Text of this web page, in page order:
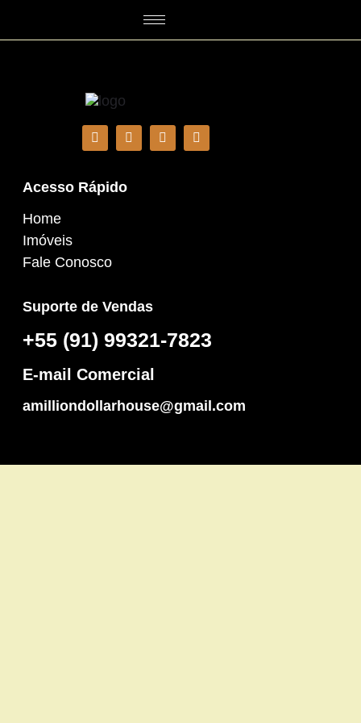
Acesso Rápido
Home
Imóveis
Fale Conosco
Suporte de Vendas
+55 (91) 99321-7823
E-mail Comercial
amilliondollarhouse@gmail.com